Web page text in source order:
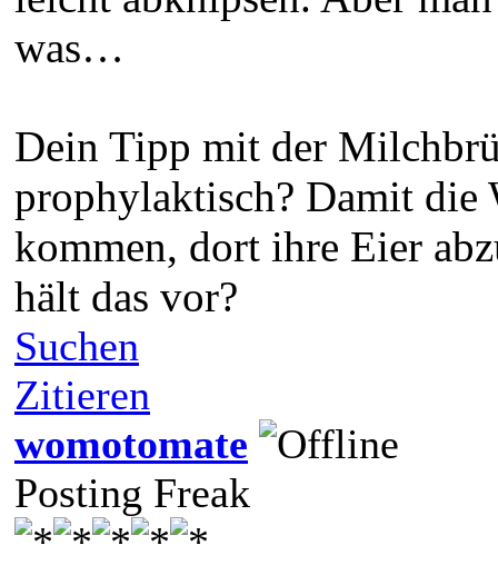
was…
Dein Tipp mit der
prophylaktisch? Damit die
kommen, dort ihre Eier
hält das vor?
Suchen
Zitieren
womotomate
Posting Freak